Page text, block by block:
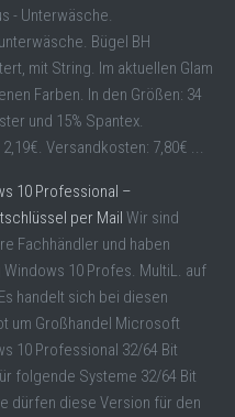
- Unterwäsche.
Bügel BH
mit String. Im aktuellen Glam
Farben. In den Größen: 34
und 15% Spantex.
Versandkosten: 7,80€ ...
10 Professional –
per Mail Wir sind
Fachhändler und haben
Windows 10 Profes. MultiL. auf
handelt sich bei diesen
um Großhandel Microsoft
10 Professional 32/64 Bit
folgende Systeme 32/64 Bit
dürfen diese Version für den